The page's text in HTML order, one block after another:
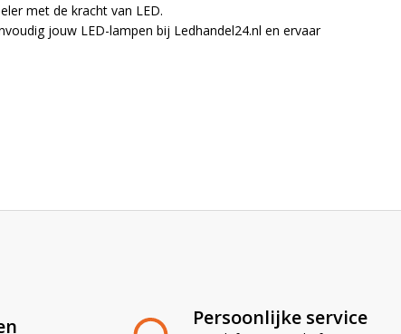
met de kracht van LED.
jouw LED-lampen bij Ledhandel24.nl en ervaar
Persoonlijke service